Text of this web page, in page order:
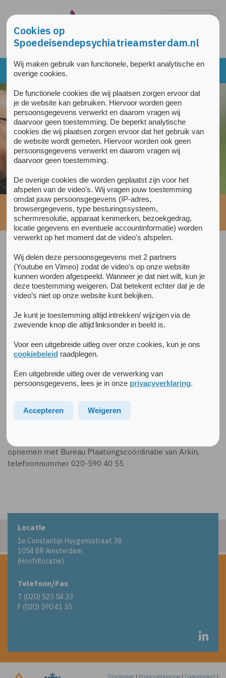
Verwijzers
Cliënt aanmelden
Direct hulp bij crisis
Home»Verwijzers» Cliënt aanmelden»Aanmelden voor
opname
Aanmelden voor opname
Wil je een patiënt in crisis aanmelden voor een eventuele
opname, neem dan voor overleg contact op met een van
onderstaande locaties. Houd daarbij rekening met het feit
dat we eerst bekijken of er nog alternatieven voor opname
mogelijk zijn.
Acute verslavingsproblematiek: triage via Jellinek
Vlaardingenlaan, 020-590 19 99 (kantooruren);
Acute psychiatrische problematiek bij ouderen: Arkin
Ouderenkliniek, Laan van de Helende Meesters, 020-590
Acute psychiatrische problematiek: neem contact op
met de
meldkamer van de crisisdienst;
Tijdens kantooruren kun je voor overleg ook contact
opnemen met Bureau Plaatsingscoördinatie van Arkin,
telefoonnummer 020-590 40 55.
Locatie
1e Constantijn Huygensstraat 38
1054 BR Amsterdam
(Hoofdlocatie)
Telefoon/Fax
T (020) 523 54 33
F (020) 590 41 35
Disclaimer | Privacyverklaring | Cookiebeleid |
Cookies op
Spoedeisendepsychiatrieamsterdam.nl
Wij maken gebruik van functionele, beperkt analytische en
overige cookies.
De functionele cookies die wij plaatsen zorgen ervoor dat
je de website kan gebruiken. Hiervoor worden geen
persoonsgegevens verwerkt en daarom vragen wij
daarvoor geen toestemming. De beperkt analytische
cookies die wij plaatsen zorgen ervoor dat het gebruik van
de website wordt gemeten. Hiervoor worden ook geen
persoonsgegevens verwerkt en daarom vragen wij
daarvoor geen toestemming.
De overige cookies die worden geplaatst zijn voor het
afspelen van de video's. Wij vragen jouw toestemming
omdat jouw persoonsgegevens (IP-adres,
browsergegevens, type besturingssysteem,
schermresolutie, apparaat kenmerken, bezoekgedrag,
locatie gegevens en eventuele accountinformatie) worden
verwerkt op het moment dat de video's afspelen.
Wij delen deze persoonsgegevens met 2 partners
(Youtube en Vimeo) zodat de video's op onze website
kunnen worden afgespeeld. Wanneer je dat niet wilt, kun je
deze toestemming weigeren. Dat betekent echter dat je de
video’s niet op onze website kunt bekijken.
Je kunt je toestemming altijd intrekken/ wijzigen via de
zwevende knop die altijd linksonder in beeld is.
Voor een uitgebreide uitleg over onze cookies, kun je ons
cookiebeleid raadplegen.
Een uitgebreide uitleg over de verwerking van
persoonsgegevens, lees je in onze privacyverklaring.
Accepteren Weigeren